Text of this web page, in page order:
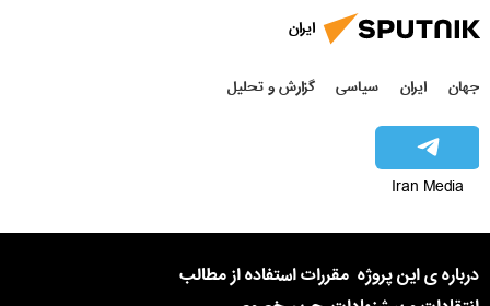
ایران
جهان ایران سیاسی گزارش و تحلیل
Iran Media
درباره ی این پروژه مقررات استفاده از مطالب